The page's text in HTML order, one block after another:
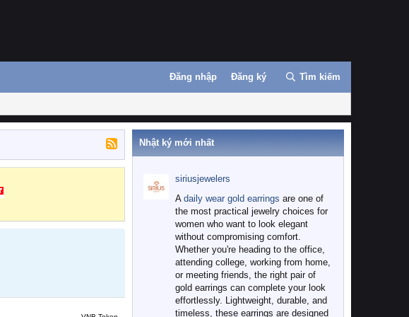
Đăng nhập Đăng ký Tìm kiếm
Nhật ký mới nhất
siriusjewelers
A daily wear gold earrings are one of
the most practical jewelry choices for
women who want to look elegant
without compromising comfort.
Whether you're heading to the office,
attending college, working from home,
or meeting friends, the right pair of
gold earrings can complete your look
effortlessly. Lightweight, durable, and
timeless, these earrings are designed